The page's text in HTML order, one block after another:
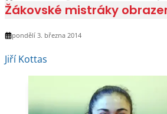
Žákovské mistráky
pondělí 3. března 2014
Jiří Kottas